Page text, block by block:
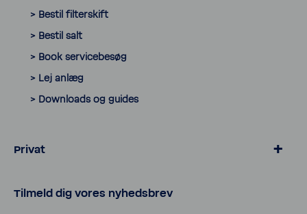
> Bestil filter­skift
> Bestil salt
> Book servicebesøg
> Lej anlæg
> Down­loads og guides
Privat
> Salt og tilbehør til blødgøring
Tilmeld dig vores nyheds­brev